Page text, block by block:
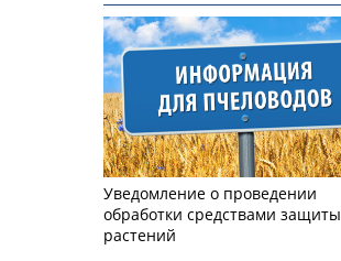
Уведомление о проведении
обработки средствами защиты
растений